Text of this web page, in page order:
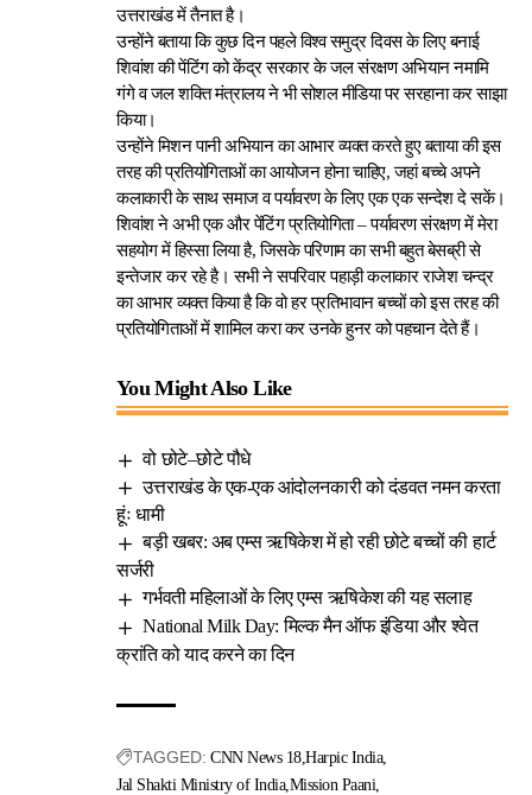
उत्तराखंड में तैनात है।
उन्होंने बताया कि कुछ दिन पहले विश्व समुद्र दिवस के लिए बनाई
शिवांश की पेंटिंग को केंद्र सरकार के जल संरक्षण अभियान नमामि
गंगे व जल शक्ति मंत्रालय ने भी सोशल मीडिया पर सरहाना कर साझा
किया।
उन्होंने मिशन पानी अभियान का आभार व्यक्त करते हुए बताया की इस
तरह की प्रतियोगिताओं का आयोजन होना चाहिए, जहां बच्चे अपने
कलाकारी के साथ समाज व पर्यावरण के लिए एक एक सन्देश दे सकें।
शिवांश ने अभी एक और पेंटिंग प्रतियोगिता – पर्यावरण संरक्षण में मेरा
सहयोग में हिस्सा लिया है, जिसके परिणाम का सभी बहुत बेसब्री से
इन्तेजार कर रहे है। सभी ने सपरिवार पहाड़ी कलाकार राजेश चन्द्र
का आभार व्यक्त किया है कि वो हर प्रतिभावान बच्चों को इस तरह की
प्रतियोगिताओं में शामिल करा कर उनके हुनर को पहचान देते हैं।
You Might Also Like
वो छोटे–छोटे पौधे
उत्तराखंड के एक-एक आंदोलनकारी को दंडवत नमन करता
हूंः धामी
बड़ी खबर: अब एम्स ऋषिकेश में हो रही छोटे बच्चों की हार्ट
सर्जरी
गर्भवती महिलाओं के लिए एम्स ऋषिकेश की यह सलाह
National Milk Day: मिल्क मैन ऑफ इंडिया और श्वेत
क्रांति को याद करने का दिन
TAGGED: CNN News 18 Harpic India
Jal Shakti Ministry of India Mission Paani